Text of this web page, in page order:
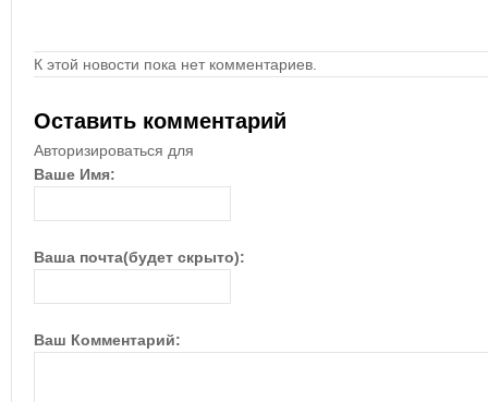
К этой новости пока нет комментариев.
Оставить комментарий
Авторизироваться для
Ваше Имя:
Ваша почта(будет скрыто):
Ваш Комментарий: